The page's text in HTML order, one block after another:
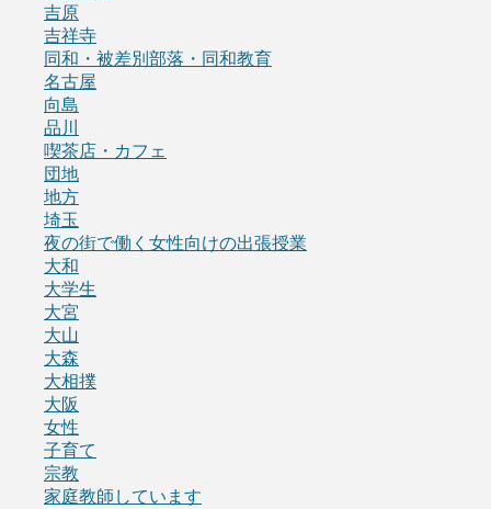
吉原
吉祥寺
同和・被差別部落・同和教育
名古屋
向島
品川
喫茶店・カフェ
団地
地方
埼玉
夜の街で働く女性向けの出張授業
大和
大学生
大宮
大山
大森
大相撲
大阪
女性
子育て
宗教
家庭教師しています